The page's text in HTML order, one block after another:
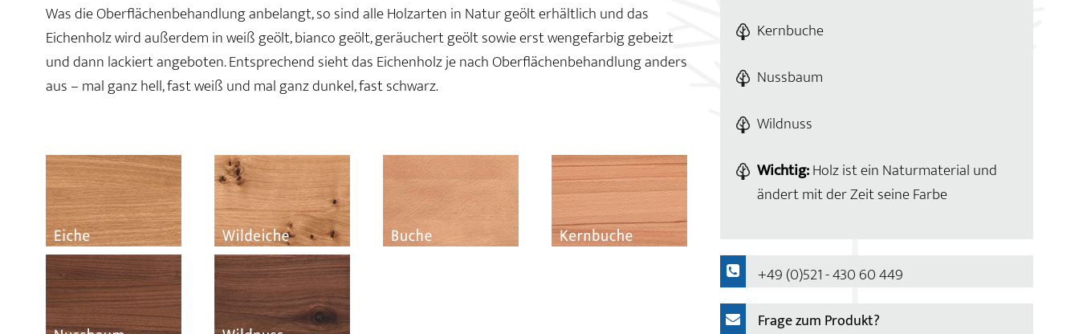
Was die Oberflächenbehandlung anbelangt, so sind alle Holzarten in Natur geölt erhältlich und das
Eichenholz wird außerdem in weiß geölt, bianco geölt, geräuchert geölt sowie erst wengefarbig gebeizt
und dann lackiert angeboten. Entsprechend sieht das Eichenholz je nach Oberflächenbehandlung anders
aus – mal ganz hell, fast weiß und mal ganz dunkel, fast schwarz.
Kernbuche
Nussbaum
Wildnuss
Wichtig:Holz ist ein Naturmaterial und
ändert mit der Zeit seine Farbe
+49 (0)521 - 430 60 449
Frage zum Produkt?